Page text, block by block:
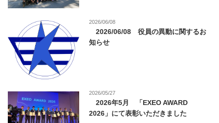
2026/06/08
2026/06/08 役員の異動に関するお
知らせ
2026/05/27
2026年5月 「EXEO AWARD
2026」にて表彰いただきました